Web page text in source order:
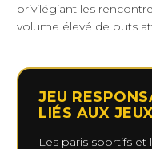
privilégiant les
volume élevé de buts
JEU
LIÉS AUX
Les paris sportifs